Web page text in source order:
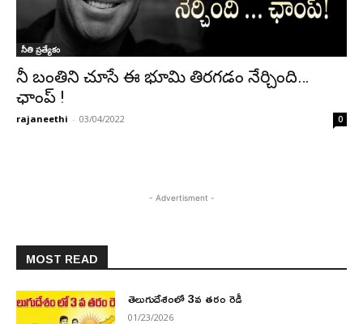
నీతి ప్రత్యేకం
నీ బంతిని చూసే ఈ భూమి తిరగడం నేర్చింది…
ఛాంప్ !
rajaneethi - 03/04/2022 0
- Advertisment -
MOST READ
తెలుగుదేశంలో 3వ తరం రెడీ
01/23/2026